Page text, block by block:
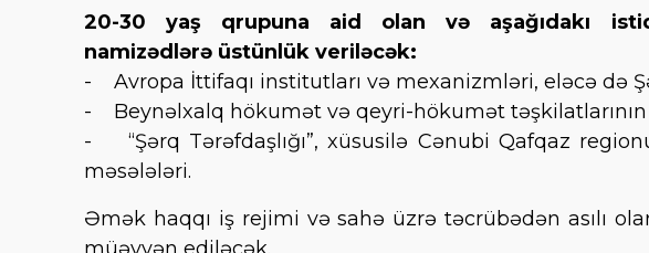
20-30 yaş qrupuna aid olan və aşağıdakı
namizədlərə üstünlük veriləcək:
- Avropa İttifaqı institutları və mexanizmləri, eləcə də
- Beynəlxalq hökumət və qeyri-hökumət təşkilatlarının
- “Şərq Tərəfdaşlığı”, xüsusilə Cənubi Qafqaz
məsələləri.
Əmək haqqı iş rejimi və sahə üzrə təcrübədən asılı